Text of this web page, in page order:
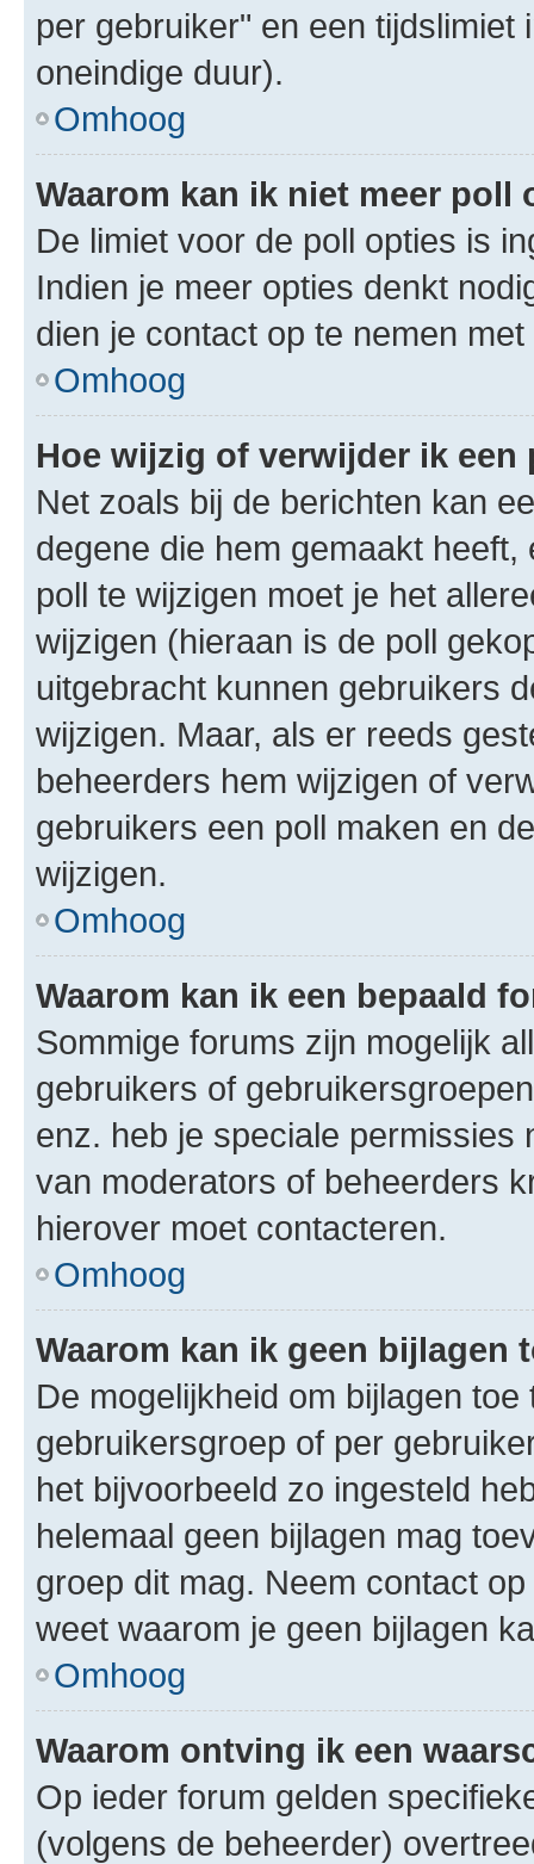
per gebruiker" en een
oneindige duur).
Omhoog
Waarom kan ik niet meer poll
De limiet voor de poll opties is
Indien je meer opties denkt
dien je contact op te nemen
Omhoog
Hoe wijzig of verwijder ik een
Net zoals bij de berichten kan
degene die hem gemaakt
poll te wijzigen moet je het
wijzigen (hieraan is de poll
uitgebracht kunnen gebruikers
wijzigen. Maar, als er reeds
beheerders hem wijzigen of
gebruikers een poll maken en
wijzigen.
Omhoog
Waarom kan ik een bepaald
Sommige forums zijn mogelijk
gebruikers of
enz. heb je speciale permissies
van moderators of beheerders
hierover moet contacteren.
Omhoog
Waarom kan ik geen bijlagen
De mogelijkheid om bijlagen
gebruikersgroep of per
het bijvoorbeeld zo ingesteld
helemaal geen bijlagen mag
groep dit mag. Neem contact
weet waarom je geen bijlagen
Omhoog
Waarom ontving ik een
Op ieder forum gelden
(volgens de beheerder)